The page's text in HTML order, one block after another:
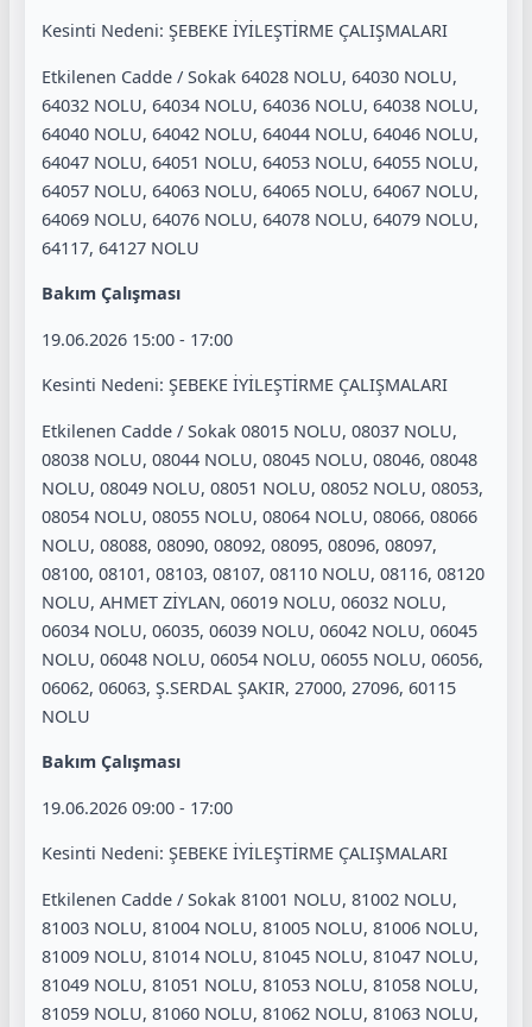
Kesinti Nedeni: ŞEBEKE İYİLEŞTİRME ÇALIŞMALARI
Etkilenen Cadde / Sokak 64028 NOLU, 64030 NOLU,
64032 NOLU, 64034 NOLU, 64036 NOLU, 64038 NOLU,
64040 NOLU, 64042 NOLU, 64044 NOLU, 64046 NOLU,
64047 NOLU, 64051 NOLU, 64053 NOLU, 64055 NOLU,
64057 NOLU, 64063 NOLU, 64065 NOLU, 64067 NOLU,
64069 NOLU, 64076 NOLU, 64078 NOLU, 64079 NOLU,
64117, 64127 NOLU
Bakım Çalışması
19.06.2026 15:00 - 17:00
Kesinti Nedeni: ŞEBEKE İYİLEŞTİRME ÇALIŞMALARI
Etkilenen Cadde / Sokak 08015 NOLU, 08037 NOLU,
08038 NOLU, 08044 NOLU, 08045 NOLU, 08046, 08048
NOLU, 08049 NOLU, 08051 NOLU, 08052 NOLU, 08053,
08054 NOLU, 08055 NOLU, 08064 NOLU, 08066, 08066
NOLU, 08088, 08090, 08092, 08095, 08096, 08097,
08100, 08101, 08103, 08107, 08110 NOLU, 08116, 08120
NOLU, AHMET ZİYLAN, 06019 NOLU, 06032 NOLU,
06034 NOLU, 06035, 06039 NOLU, 06042 NOLU, 06045
NOLU, 06048 NOLU, 06054 NOLU, 06055 NOLU, 06056,
06062, 06063, Ş.SERDAL ŞAKIR, 27000, 27096, 60115
NOLU
Bakım Çalışması
19.06.2026 09:00 - 17:00
Kesinti Nedeni: ŞEBEKE İYİLEŞTİRME ÇALIŞMALARI
Etkilenen Cadde / Sokak 81001 NOLU, 81002 NOLU,
81003 NOLU, 81004 NOLU, 81005 NOLU, 81006 NOLU,
81009 NOLU, 81014 NOLU, 81045 NOLU, 81047 NOLU,
81049 NOLU, 81051 NOLU, 81053 NOLU, 81058 NOLU,
81059 NOLU, 81060 NOLU, 81062 NOLU, 81063 NOLU,